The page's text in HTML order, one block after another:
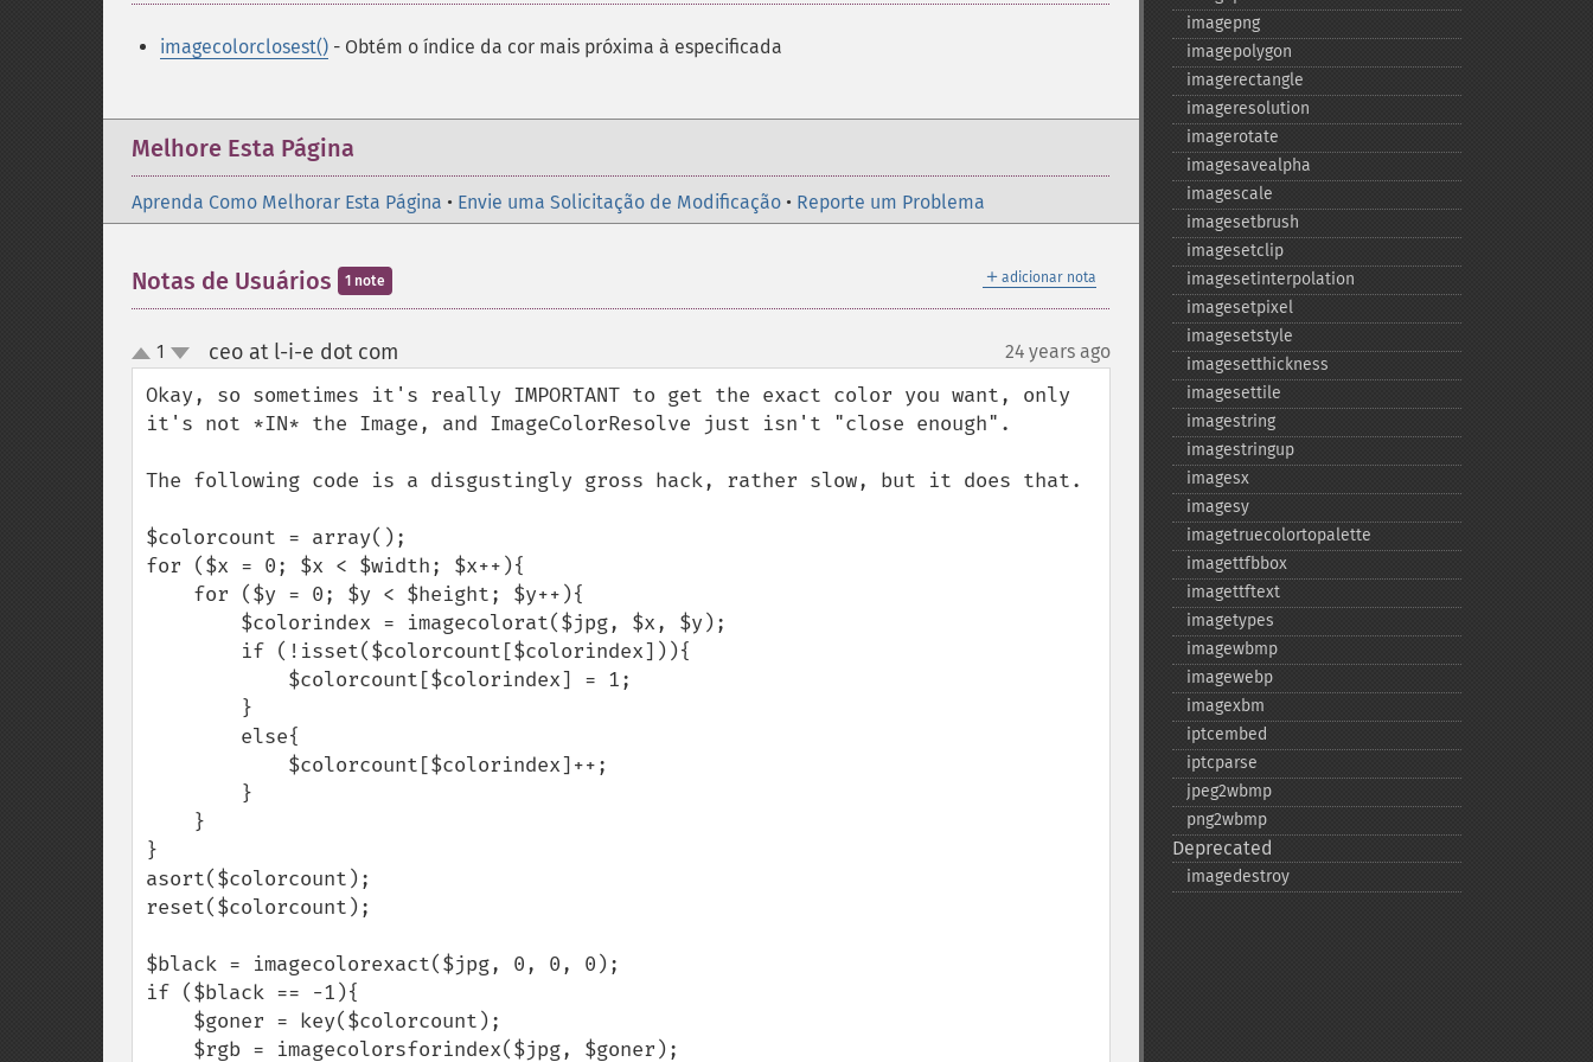
imagecolorclosest() - Obtém o índice da cor mais próxima à especificada
Melhore Esta Página
Aprenda Como Melhorar Esta Página • Envie uma Solicitação de Modificação • Reporte um Problema
＋ adicionar nota
Notas de Usuários 1 note
up
down
1 ceo at l-i-e dot com 24 years ago
Okay, so sometimes it's really IMPORTANT to get the exact color you want, only
it's not *IN* the Image, and ImageColorResolve just isn't "close enough".
The following code is a disgustingly gross hack, rather slow, but it does that.
$colorcount = array();
for ($x = 0; $x < $width; $x++){
}
asort($colorcount);
reset($colorcount);
$black = imagecolorexact($jpg, 0, 0, 0);
if ($black == -1){
imagepng
imagepolygon
imagerectangle
imageresolution
imagerotate
imagesavealpha
imagescale
imagesetbrush
imagesetclip
imagesetinterpolation
imagesetpixel
imagesetstyle
imagesetthickness
imagesettile
imagestring
imagestringup
imagesx
imagesy
imagetruecolortopalette
imagettfbbox
imagettftext
imagetypes
imagewbmp
imagewebp
imagexbm
iptcembed
iptcparse
jpeg2wbmp
png2wbmp
Deprecated
imagedestroy